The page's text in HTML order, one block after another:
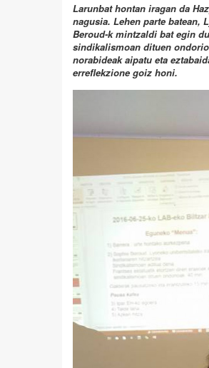
Larunbat hontan iragan da
nagusia. Lehen parte batean,
Beroud-k mintzaldi bat egin
sindikalismoan dituen
norabideak aipatu eta
erreflekzione goiz honi.